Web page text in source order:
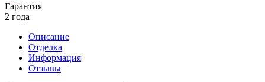
Гарантия
2 года
Описание
Отделка
Информация
Отзывы